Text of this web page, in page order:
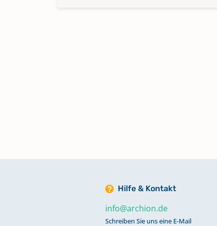
Hilfe & Kontakt
info@archion.de
Schreiben Sie uns eine E-Mail